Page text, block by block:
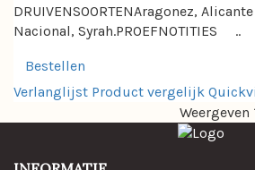
DRUIVENSOORTENAragonez,
Nacional, Syrah.PROEFNOTITIES ..
Bestellen
Verlanglijst Product vergelijk
Weergeven